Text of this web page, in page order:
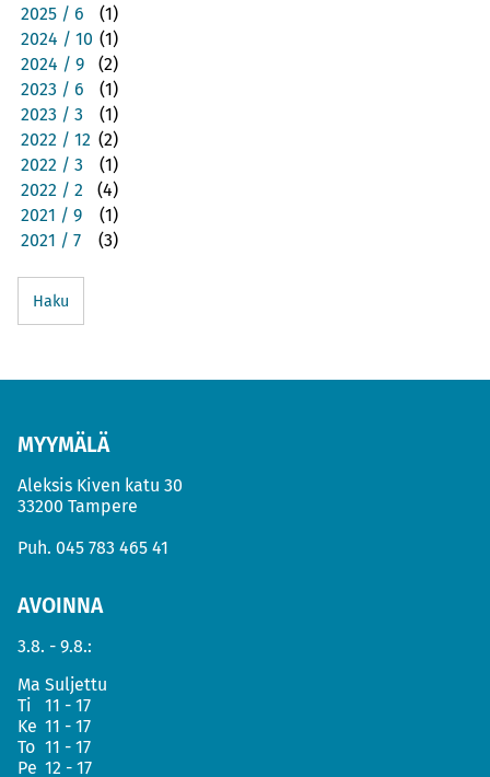
2025 / 6
(1)
2024 / 10 (1)
2024 / 9
(2)
2023 / 6
(1)
2023 / 3
(1)
2022 / 12 (2)
2022 / 3
(1)
2022 / 2
(4)
2021 / 9
(1)
2021 / 7
(3)
Haku
MYYMÄLÄ
Aleksis Kiven katu 30
33200 Tampere
Puh. 045 783 465 41
AVOINNA
3.8. - 9.8.:
Ma Suljettu
Ti
11 - 17
Ke 11 - 17
To 11 - 17
Pe 12 - 17